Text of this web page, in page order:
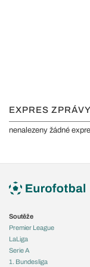
EXPRES ZPRÁVY
nenalezeny žádné
Soutěže
Premier League
LaLiga
Serie A
1. Bundesliga